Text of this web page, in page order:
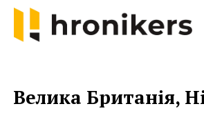
Skip
content
Велика Британія,